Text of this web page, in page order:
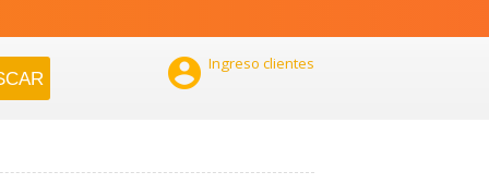
 Ingreso clientes